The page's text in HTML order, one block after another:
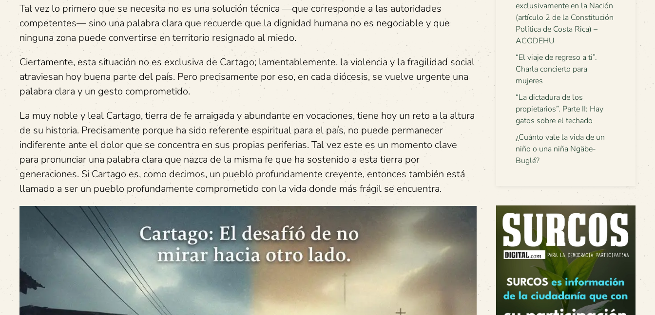
Tal vez lo primero que se necesita no es una solución técnica —que corresponde a las autoridades
competentes— sino una palabra clara que recuerde que la dignidad humana no es negociable y que
ninguna zona puede convertirse en territorio resignado al miedo.
Ciertamente, esta situación no es exclusiva de Cartago; lamentablemente, la violencia y la fragilidad social
atraviesan hoy buena parte del país. Pero precisamente por eso, en cada diócesis, se vuelve urgente una
palabra clara y un gesto comprometido.
La muy noble y leal Cartago, tierra de fe arraigada y abundante en vocaciones, tiene hoy un reto a la altura
de su historia. Precisamente porque ha sido referente espiritual para el país, no puede permanecer
indiferente ante el dolor que se concentra en sus propias periferias. Tal vez este es un momento clave
para pronunciar una palabra clara que nazca de la misma fe que ha sostenido a esta tierra por
generaciones. Si Cartago es, como decimos, un pueblo profundamente creyente, entonces también está
llamado a ser un pueblo profundamente comprometido con la vida donde más frágil se encuentra.
exclusivamente en la Nación
(artículo 2 de la Constitución
Política de Costa Rica) –
ACODEHU
“El viaje de regreso a ti”.
Charla concierto para
mujeres
“La dictadura de los
propietarios”. Parte II: Hay
gatos sobre el techado
¿Cuánto vale la vida de un
niño o una niña Ngäbe-
Buglé?